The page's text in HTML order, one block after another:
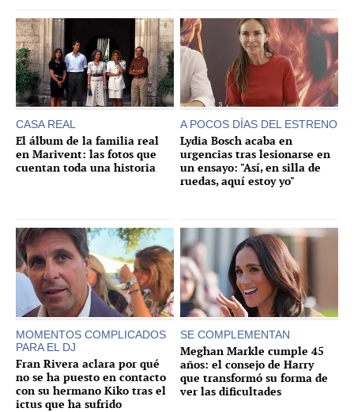
CASA REAL
El álbum de la familia real
en Marivent: las fotos que
cuentan toda una historia
A POCOS DÍAS DEL ESTRENO
Lydia Bosch acaba en
urgencias tras lesionarse en
un ensayo: "Así, en silla de
ruedas, aquí estoy yo"
MOMENTOS COMPLICADOS
PARA EL DJ
Fran Rivera aclara por qué
no se ha puesto en contacto
con su hermano Kiko tras el
ictus que ha sufrido
SE COMPLEMENTAN
Meghan Markle cumple 45
años: el consejo de Harry
que transformó su forma de
ver las dificultades